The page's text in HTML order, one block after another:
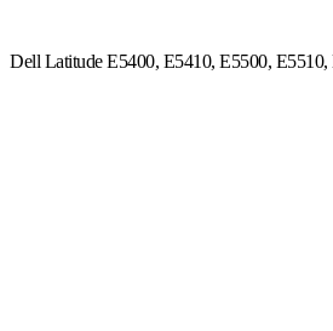
Dell Latitude E5400, E5410, E5500,